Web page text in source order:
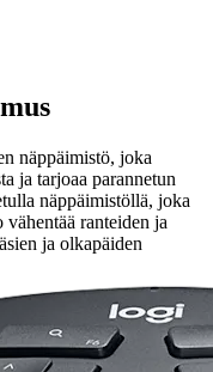
näppäimistö, joka
ja tarjoaa parannetun
näppäimistöllä, joka
ranteiden ja
ja olkapäiden